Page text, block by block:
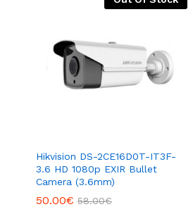
Hikvision DS-2CE16D0T-IT3F-
3.6 HD 1080p EXIR Bullet
Camera (3.6mm)
50.00€ 58.00€